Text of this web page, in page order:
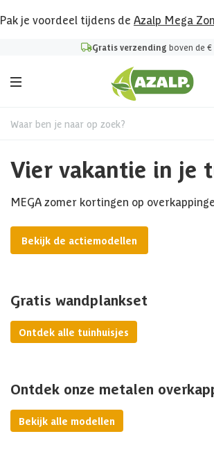
Pak je voordeel tijdens de Azalp Mega
Gratis verzending boven de €
Waar ben je naar op zoek?
Vier vakantie in je
MEGA zomer kortingen op
Bekijk de actiemodellen
Gratis wandplankset
Ontdek alle tuinhuisjes
Ontdek onze metalen
Bekijk alle modellen